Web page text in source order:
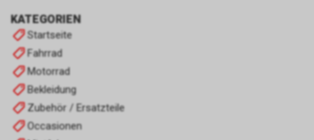
KATEGORIEN
Startseite
Fahrrad
Motorrad
Bekleidung
Zubehör / Ersatzteile
Occasionen